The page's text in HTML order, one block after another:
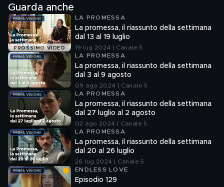
Guarda anche
PROSSIMO VIDEO
LA PROMESSA
La promessa, il riassunto della settimana
dal 13 al 19 luglio
19 lug 2024 | Canale 5
LA PROMESSA
La promessa, il riassunto della settimana
dal 3 al 9 agosto
09 ago 2024 | Canale 5
LA PROMESSA
La promessa, il riassunto della settimana
dal 27 luglio al 2 agosto
02 ago 2024 | Canale 5
LA PROMESSA
La promessa, il riassunto della settimana
dal 20 al 26 luglio
26 lug 2024 | Canale 5
ENDLESS LOVE
Episodio 129